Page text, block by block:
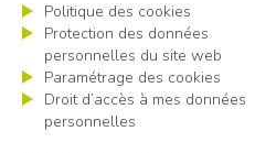
Politique des cookies
Protection des données
personnelles du site web
Paramétrage des cookies
Droit d’accès à mes données
personnelles